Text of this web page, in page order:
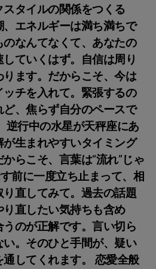
タイルの関係をつくる
エネルギーは満ち満ちで
なんてなくて、あなたの
ていくはず。自信は周り
ます。だからこそ、今は
チを入れて。緊張するの
、焦らず自分のペースで
逆行中の水星が天秤座にあ
生まれやすいタイミング
らこそ、言葉は“流れ”じゃ
前に一度立ち止まって、相
直してみて。過去の話題
直したい気持ちも含め
のが正解です。言い切ら
。そのひと手間が、疑い
してくれます。 恋愛全般